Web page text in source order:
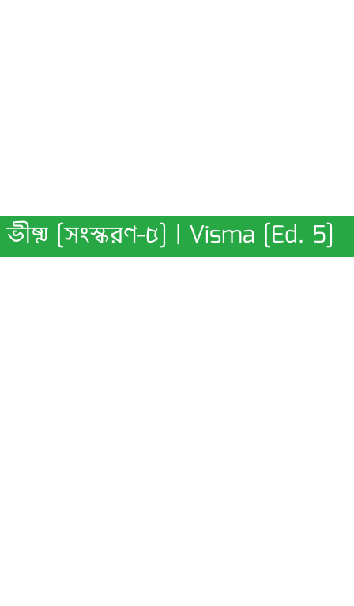
ভীষ্ম [সংস্করণ-৫] | Visma [Ed. 5]